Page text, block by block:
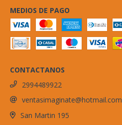
MEDIOS DE PAGO
CONTACTANOS
2994489922
ventasimaginate@hotmail.com
San Martin 195